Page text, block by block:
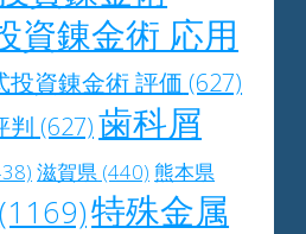
資錬金術 応用
投資錬金術 評価 (627)
判 (627)歯科屑
滋賀県 (440) 熊本県
(1169)特殊金属